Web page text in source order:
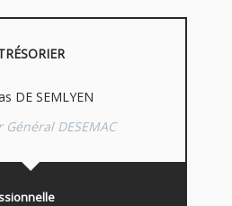
DE SEMLYEN
DESEMAC